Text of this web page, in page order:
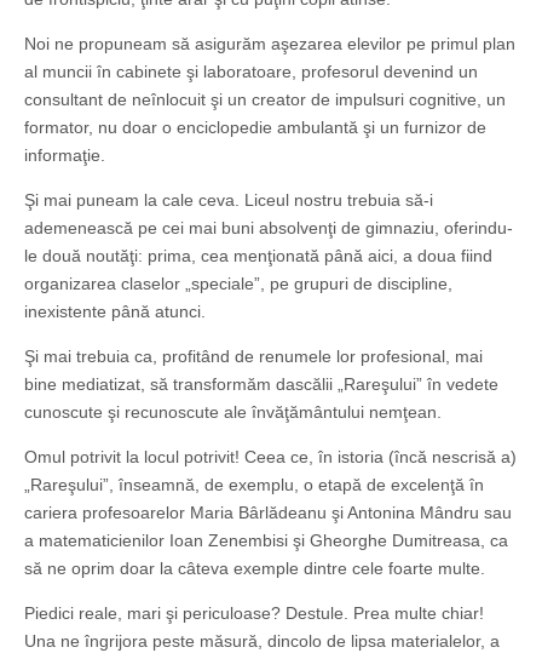
Noi ne propuneam să asigurăm aşezarea elevilor pe primul plan
al muncii în cabinete şi laboratoare, profesorul devenind un
consultant de neînlocuit şi un creator de impulsuri cognitive, un
formator, nu doar o enciclopedie ambulantă şi un furnizor de
informaţie.
Şi mai puneam la cale ceva. Liceul nostru trebuia să-i
ademenească pe cei mai buni absolvenţi de gimnaziu, oferindu-
le două noutăţi: prima, cea menţionată până aici, a doua fiind
organizarea claselor „speciale”, pe grupuri de discipline,
inexistente până atunci.
Şi mai trebuia ca, profitând de renumele lor profesional, mai
bine mediatizat, să transformăm dascălii „Rareşului” în vedete
cunoscute şi recunoscute ale învăţământului nemţean.
Omul potrivit la locul potrivit! Ceea ce, în istoria (încă nescrisă a)
„Rareşului”, înseamnă, de exemplu, o etapă de excelenţă în
cariera profesoarelor Maria Bârlădeanu şi Antonina Mândru sau
a matematicienilor Ioan Zenembisi şi Gheorghe Dumitreasa, ca
să ne oprim doar la câteva exemple dintre cele foarte multe.
Piedici reale, mari şi periculoase? Destule. Prea multe chiar!
Una ne îngrijora peste măsură, dincolo de lipsa materialelor, a